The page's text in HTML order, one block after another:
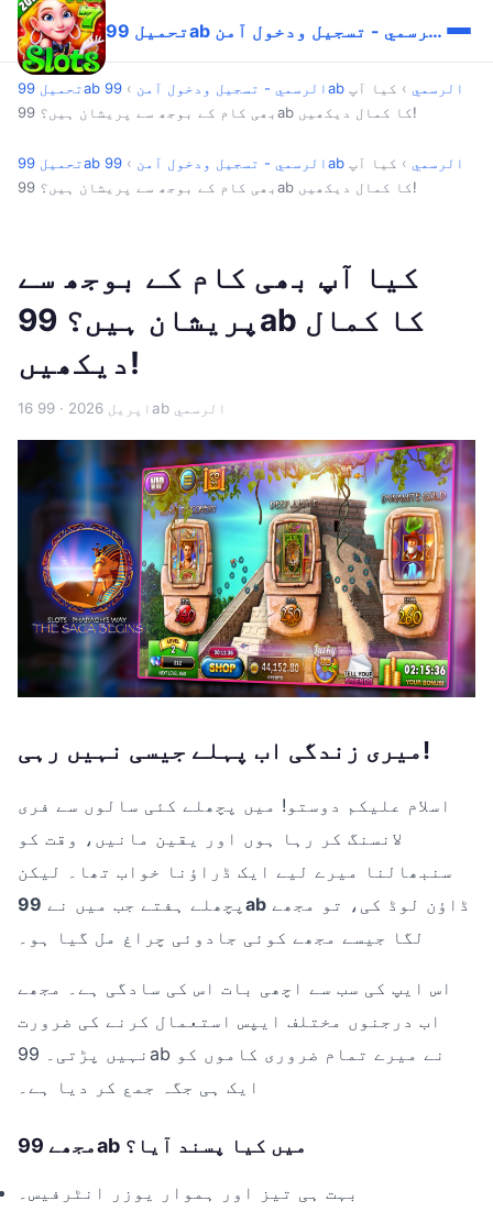
تحميل 99ab الرسمي - تسجيل ودخول آمن
تحميل 99ab الرسمي - تسجيل ودخول آمن › 99ab الرسمي › کیا آپ
بھی کام کے بوجھ سے پریشان ہیں؟ 99ab کا کمال دیکھیں!
تحميل 99ab الرسمي - تسجيل ودخول آمن › 99ab الرسمي › کیا آپ
بھی کام کے بوجھ سے پریشان ہیں؟ 99ab کا کمال دیکھیں!
کیا آپ بھی کام کے بوجھ سے
پریشان ہیں؟ 99ab کا کمال
دیکھیں!
16 اپریل 2026 · 99ab الرسمي
میری زندگی اب پہلے جیسی نہیں رہی!
اسلام علیکم دوستو! میں پچھلے کئی سالوں سے فری
لانسنگ کر رہا ہوں اور یقین مانیں، وقت کو
سنبھالنا میرے لیے ایک ڈراؤنا خواب تھا۔ لیکن
پچھلے ہفتے جب میں نے 99ab
لگا جیسے مجھے کوئی جادوئی چراغ مل گیا ہو۔
اس ایپ کی سب سے اچھی بات اس کی سادگی ہے۔ مجھے
اب درجنوں مختلف ایپس استعمال کرنے کی ضرورت
نہیں پڑتی۔ 99ab نے میرے تمام ضروری کاموں کو
ایک ہی جگہ جمع کر دیا ہے۔
مجھے 99ab میں کیا پسند آیا؟
بہت ہی تیز اور ہموار یوزر انٹرفیس۔